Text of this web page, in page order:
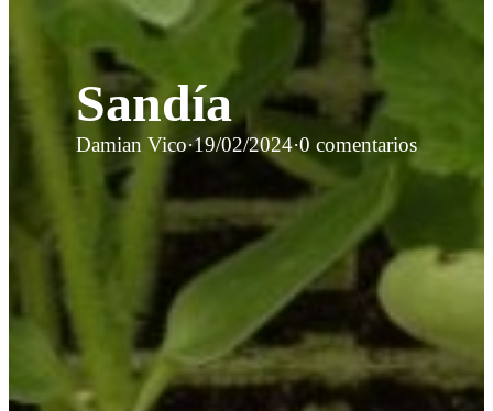
Sandía
Damian Vico·19/02/2024·0 comentarios